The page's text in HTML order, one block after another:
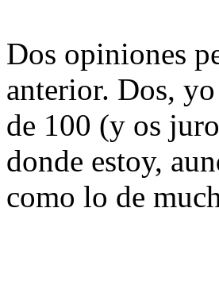
Dos opiniones
anterior. Dos,
de 100 (y os
donde estoy,
como lo de